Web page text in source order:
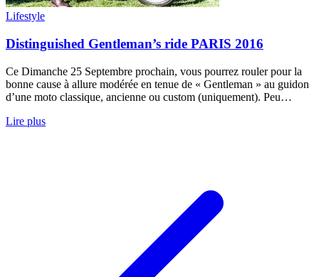
Lifestyle
Distinguished Gentleman’s ride PARIS 2016
Ce Dimanche 25 Septembre prochain, vous pourrez rouler pour la
bonne cause à allure modérée en tenue de « Gentleman » au guidon
d’une moto classique, ancienne ou custom (uniquement). Peu…
Lire plus